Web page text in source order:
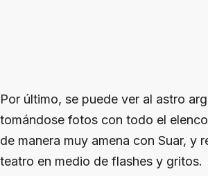
Por último, se puede ver al astro
tomándose fotos con todo el
de manera muy amena con Suar, y
teatro en medio de flashes y gritos.